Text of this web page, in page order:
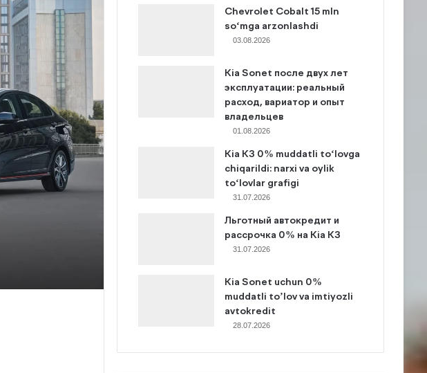
Chevrolet Cobalt 15 mln
so‘mga arzonlashdi
03.08.2026
Kia Sonet после двух лет
эксплуатации: реальный
расход, вариатор и опыт
владельцев
01.08.2026
Kia K3 0% muddatli to‘lovga
chiqarildi: narxi va oylik
to‘lovlar grafigi
31.07.2026
Льготный автокредит и
рассрочка 0% на Kia K3
31.07.2026
Kia Sonet uchun 0%
muddatli to’lov va imtiyozli
avtokredit
28.07.2026